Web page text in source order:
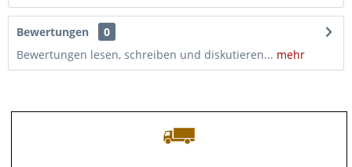
Bewertungen
0
Bewertungen lesen, schreiben und diskutieren... mehr